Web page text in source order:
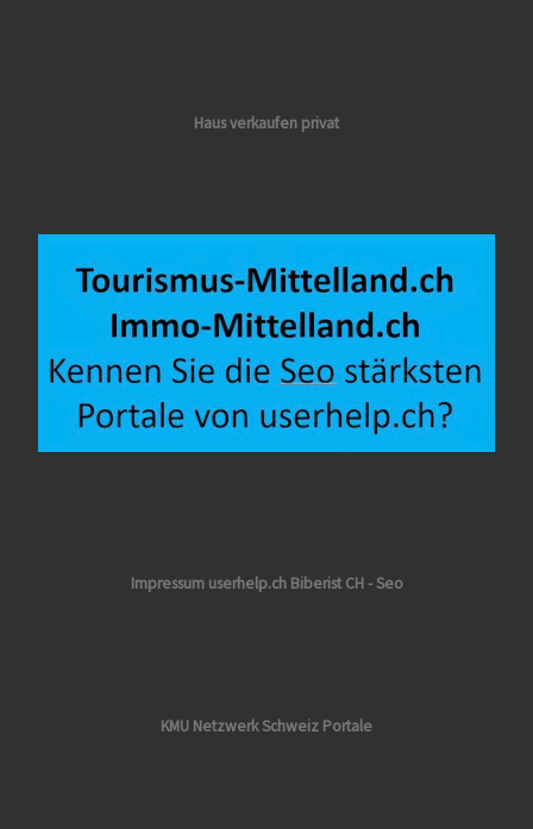
Haus verkaufen privat
Impressum userhelp.ch Biberist CH - Seo
KMU Netzwerk Schweiz Portale